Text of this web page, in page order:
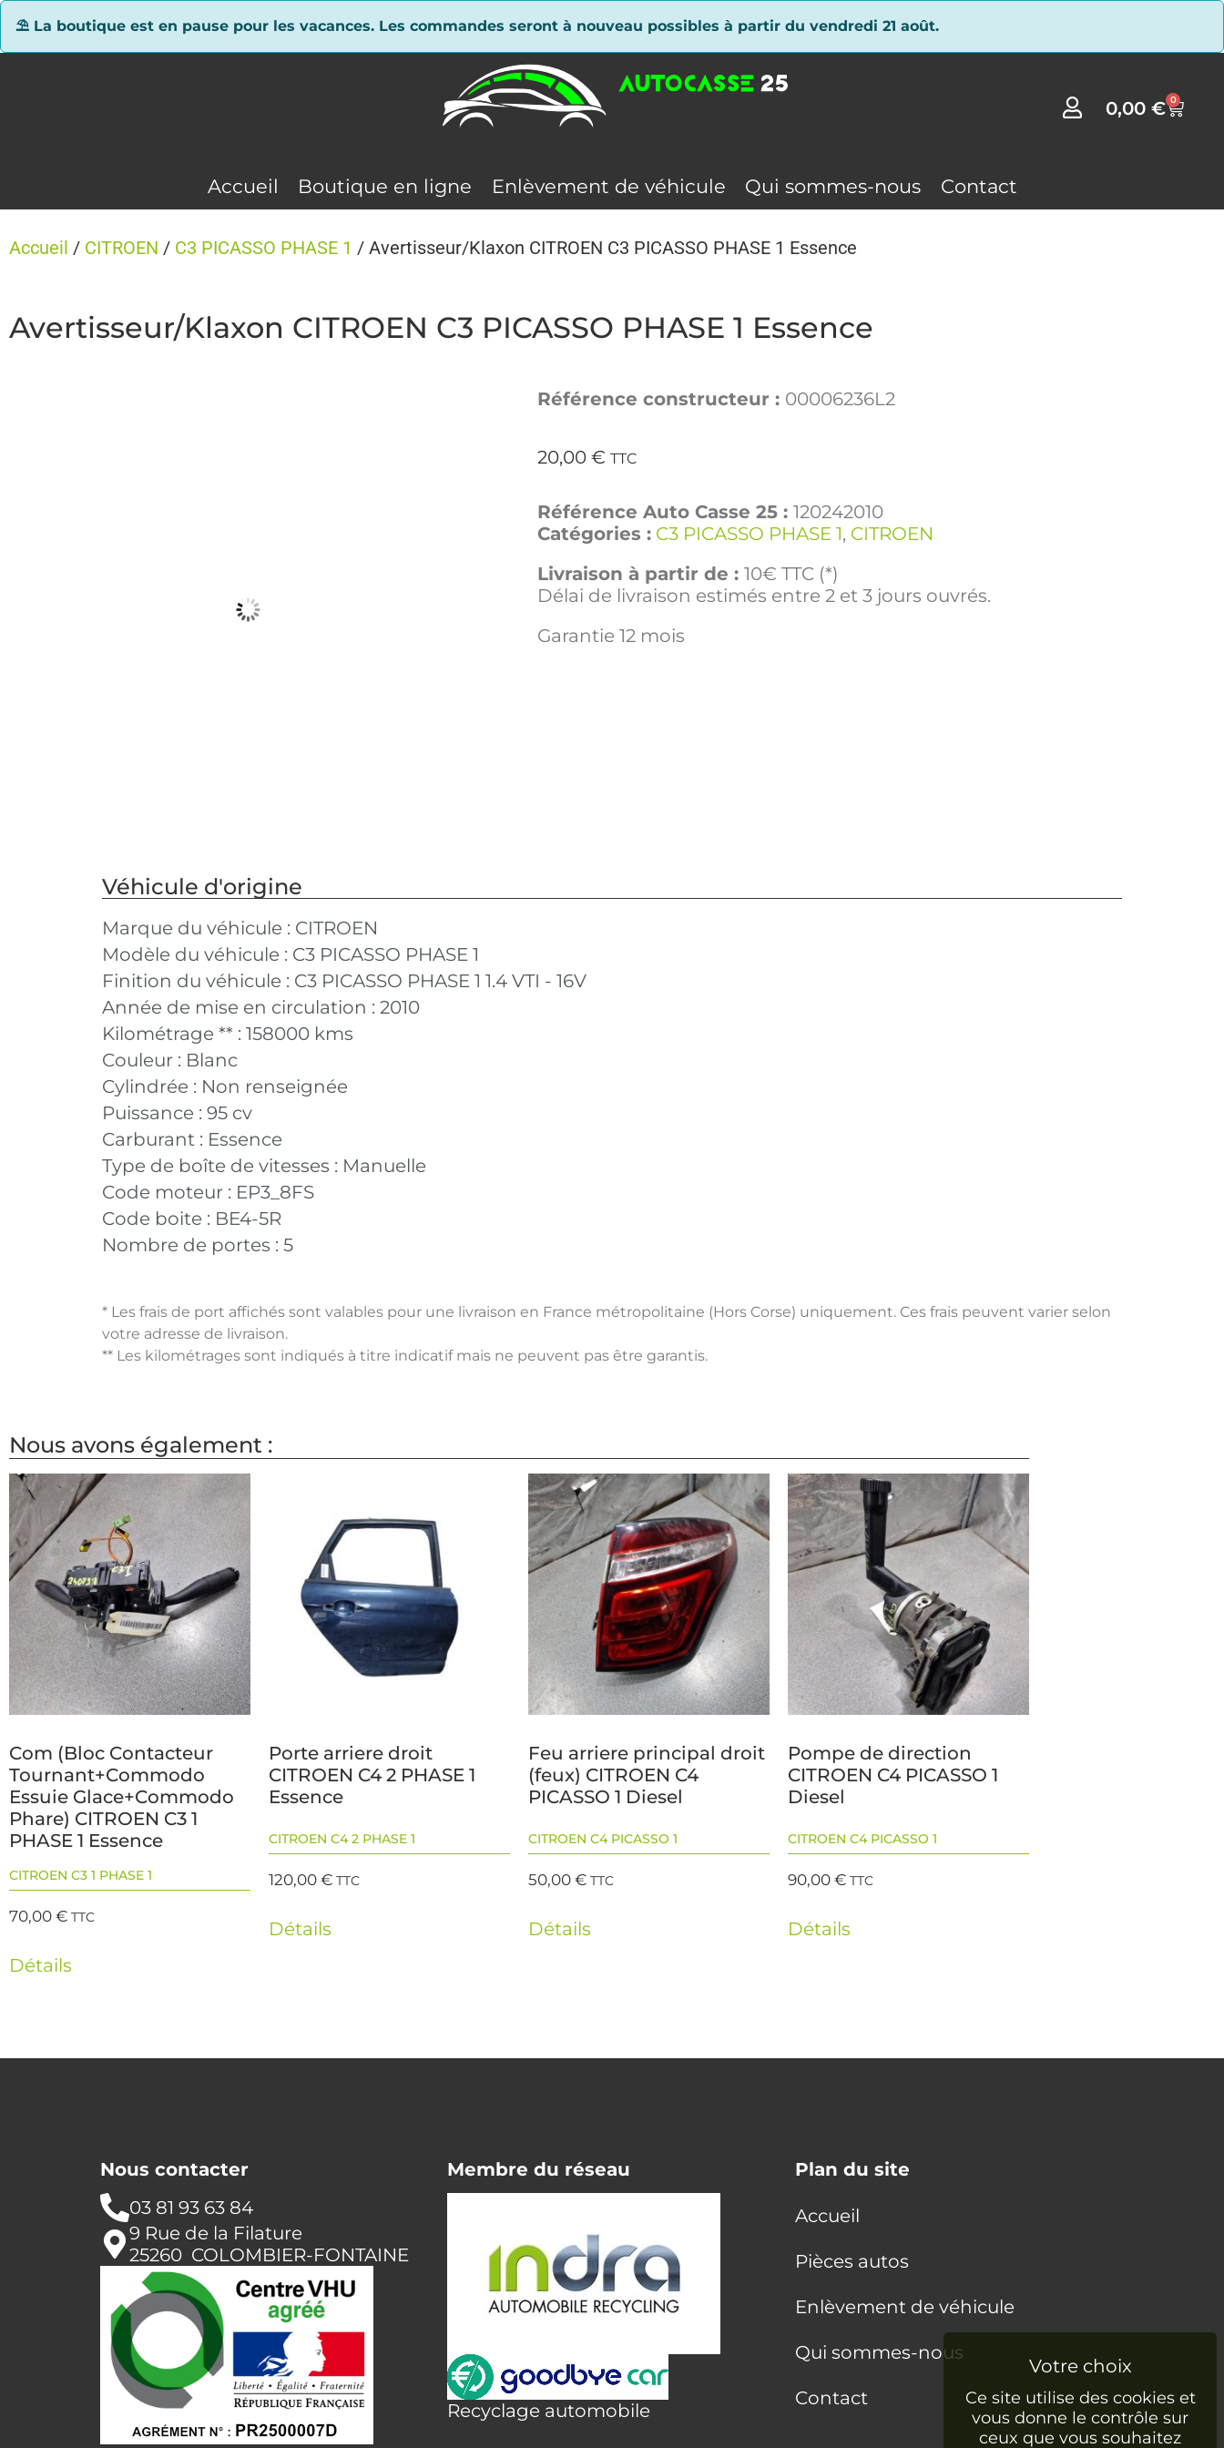
⛱ La boutique est en pause pour les vacances. Les commandes seront à nouveau possibles à partir du vendredi 21 août.
0,00€ 0
Accueil Boutique en ligne Enlèvement de véhicule Qui sommes-nous Contact
Accueil / CITROEN / C3 PICASSO PHASE 1 / Avertisseur/Klaxon CITROEN C3 PICASSO PHASE 1 Essence
Avertisseur/Klaxon CITROEN C3 PICASSO PHASE 1 Essence
Référence constructeur : 00006236L2
20,00 € TTC
Référence Auto Casse 25 : 120242010
Catégories : C3 PICASSO PHASE 1, CITROEN
Livraison à partir de : 10€ TTC (*)
Délai de livraison estimés entre 2 et 3 jours ouvrés.
Garantie 12 mois
Véhicule d'origine
Marque du véhicule : CITROEN
Modèle du véhicule : C3 PICASSO PHASE 1
Finition du véhicule : C3 PICASSO PHASE 1 1.4 VTI - 16V
Année de mise en circulation : 2010
Kilométrage ** : 158000 kms
Couleur : Blanc
Cylindrée : Non renseignée
Puissance : 95 cv
Carburant : Essence
Type de boîte de vitesses : Manuelle
Code moteur : EP3_8FS
Code boite : BE4-5R
Nombre de portes : 5
* Les frais de port affichés sont valables pour une livraison en France métropolitaine (Hors Corse) uniquement. Ces frais peuvent varier selon
votre adresse de livraison.
** Les kilométrages sont indiqués à titre indicatif mais ne peuvent pas être garantis.
Nous avons également :
Com (Bloc Contacteur
Tournant+Commodo
Essuie Glace+Commodo
Phare) CITROEN C3 1
PHASE 1 Essence
CITROEN C3 1 PHASE 1
70,00€ TTC
Détails
Porte arriere droit
CITROEN C4 2 PHASE 1
Essence
CITROEN C4 2 PHASE 1
120,00€ TTC
Détails
Feu arriere principal droit
(feux) CITROEN C4
PICASSO 1 Diesel
CITROEN C4 PICASSO 1
50,00€ TTC
Détails
Pompe de direction
CITROEN C4 PICASSO 1
Diesel
CITROEN C4 PICASSO 1
90,00€ TTC
Détails
Nous contacter
03 81 93 63 84
9 Rue de la Filature
25260 COLOMBIER-FONTAINE
Membre du réseau
Recyclage automobile
Plan du site
Accueil
Pièces autos
Enlèvement de véhicule
Qui sommes-nous
Contact
Panneau de gestion des cookies
Ce site utilise des cookies et
vous donne le contrôle sur
ceux que vous souhaitez